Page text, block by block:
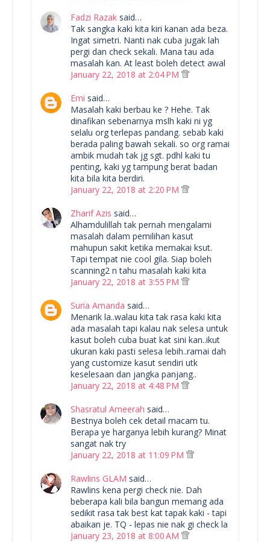
Fadzi Razak said…
Tak sangka kaki kita kiri kanan ada beza.
Ingat simetri. Nanti nak cuba jugak lah
pergi dan check sekali. Mana tau ada
masalah kan. At least boleh detect awal
January 22, 2018 at 2:04 PM
Emi said…
Masalah kaki berbau ke ? Hehe. Tak
dinafikan sebenarnya mslh kaki ni yg
selalu org terlepas pandang. sebab kaki
berada paling bawah sekali. so org ramai
ambik mudah tak jg sgt. pdhl kaki tu
penting, kaki yg tampung berat badan
kita bila kita berdiri.
January 22, 2018 at 2:20 PM
Zharif Azis said…
Alhamdulillah tak pernah mengalami
masalah dalam pemilihan kasut
mahupun sakit ketika memakai ksut.
Tapi tempat nie cool gila. Siap boleh
scanning2 n tahu masalah kaki kita
January 22, 2018 at 3:55 PM
Suria Amanda said…
Menarik la..walau kita tak rasa kaki kita
ada masalah tapi kalau nak selesa untuk
kasut boleh cuba buat kat sini kan..ikut
ukuran kaki pasti selesa lebih..ramai dah
yang customize kasut sendiri utk
keselesaan dan jangka panjang..
January 22, 2018 at 4:48 PM
Shasratul Ameerah said…
Bestnya boleh cek detail macam tu.
Berapa ye harganya lebih kurang? Minat
sangat nak try
January 22, 2018 at 11:09 PM
Rawlins GLAM said…
Rawlins kena pergi check nie. Dah
beberapa kali bila bangun memang ada
sedikit rasa tak best kat tapak kaki - tapi
abaikan je. TQ - lepas nie nak gi check la
January 23, 2018 at 8:00 AM